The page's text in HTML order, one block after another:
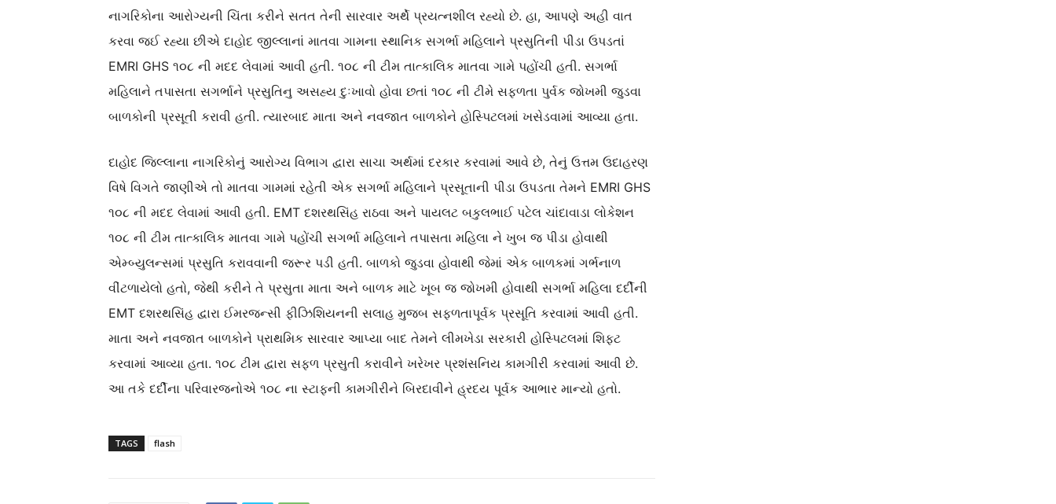
નાગરિકોના આરોગ્યની ચિંતા કરીને સતત તેની સારવાર અર્થે પ્રયત્નશીલ રહ્યો છે. હા, આપણે અહી વાત
કરવા જઈ રહ્યા છીએ દાહોદ જીલ્લાનાં માતવા ગામના સ્થાનિક સગર્ભા મહિલાને પ્રસુતિની પીડા ઉપડતાં
EMRI GHS ૧૦૮ ની મદદ લેવામાં આવી હતી. ૧૦૮ ની ટીમ તાત્કાલિક માતવા ગામે પહોંચી હતી. સગર્ભા
મહિલાને તપાસતા સગર્ભાને પ્રસુતિનુ અસહ્ય દુઃખાવો હોવા છતાં ૧૦૮ ની ટીમે સફળતા પુર્વક જોખમી જુડવા
બાળકોની પ્રસૂતી કરાવી હતી. ત્યારબાદ માતા અને નવજાત બાળકોને હોસ્પિટલમાં ખસેડવામાં આવ્યા હતા.
દાહોદ જિલ્લાના નાગરિકોનું આરોગ્ય વિભાગ દ્વારા સાચા અર્થમાં દરકાર કરવામાં આવે છે, તેનું ઉત્તમ ઉદાહરણ
વિષે વિગતે જાણીએ તો માતવા ગામમાં રહેતી એક સગર્ભા મહિલાને પ્રસૂતાની પીડા ઉપડતા તેમને EMRI GHS
૧૦૮ ની મદદ લેવામાં આવી હતી. EMT દશરથસિંહ રાઠવા અને પાયલટ બકુલભાઈ પટેલ ચાંદાવાડા લોકેશન
૧૦૮ ની ટીમ તાત્કાલિક માતવા ગામે પહોંચી સગર્ભા મહિલાને તપાસતા મહિલા ને ખુબ જ પીડા હોવાથી
એમ્બ્યુલન્સમાં પ્રસુતિ કરાવવાની જરૂર પડી હતી. બાળકો જુડવા હોવાથી જેમાં એક બાળકમાં ગર્ભનાળ
વીંટળાયેલો હતો, જેથી કરીને તે પ્રસુતા માતા અને બાળક માટે ખૂબ જ જોખમી હોવાથી સગર્ભા મહિલા દર્દીની
EMT દશરથસિંહ દ્વારા ઈમરજન્સી ફીઝિશિયનની સલાહ મુજબ સફળતાપૂર્વક પ્રસૂતિ કરવામાં આવી હતી.
માતા અને નવજાત બાળકોને પ્રાથમિક સારવાર આપ્યા બાદ તેમને લીમખેડા સરકારી હોસ્પિટલમાં શિફ્ટ
કરવામાં આવ્યા હતા. ૧૦૮ ટીમ દ્વારા સફળ પ્રસુતી કરાવીને ખરેખર પ્રશંસનિય કામગીરી કરવામાં આવી છે.
આ તકે દર્દીના પરિવારજનોએ ૧૦૮ ના સ્ટાફની કામગીરીને બિરદાવીને હ્રદય પૂર્વક આભાર માન્યો હતો.
TAGS flash